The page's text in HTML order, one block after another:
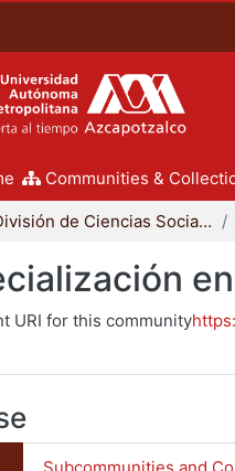
Communities &
División de Ciencias Sociales y Humanidades
URI for this community